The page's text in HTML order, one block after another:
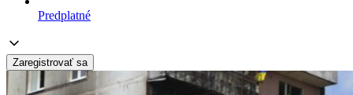
Predplatné
Zaregistrovať sa